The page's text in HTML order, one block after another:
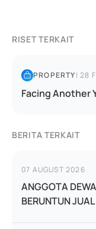
RISET TERKAIT
PROPERTY|28
Facing Another
BERITA TERKAIT
07 AUGUST 2026
ANGGOTA
BERUNTUN